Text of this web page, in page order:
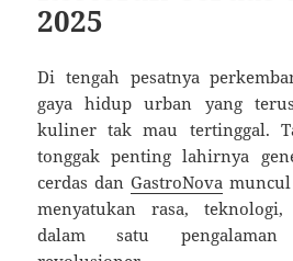
2025
Di tengah pesatnya
gaya hidup urban yang
kuliner tak mau tertinggal.
tonggak penting lahirnya
cerdas dan GastroNovamuncul
menyatukan rasa,
dalam satu